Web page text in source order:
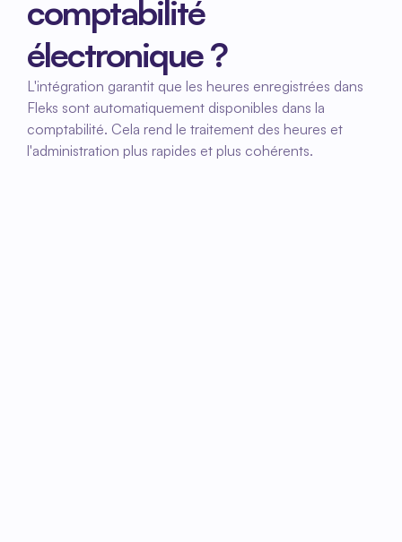
comptabilité
électronique ?
L'intégration garantit que les heures enregistrées dans
Fleks sont automatiquement disponibles dans la
comptabilité. Cela rend le traitement des heures et
l'administration plus rapides et plus cohérents.